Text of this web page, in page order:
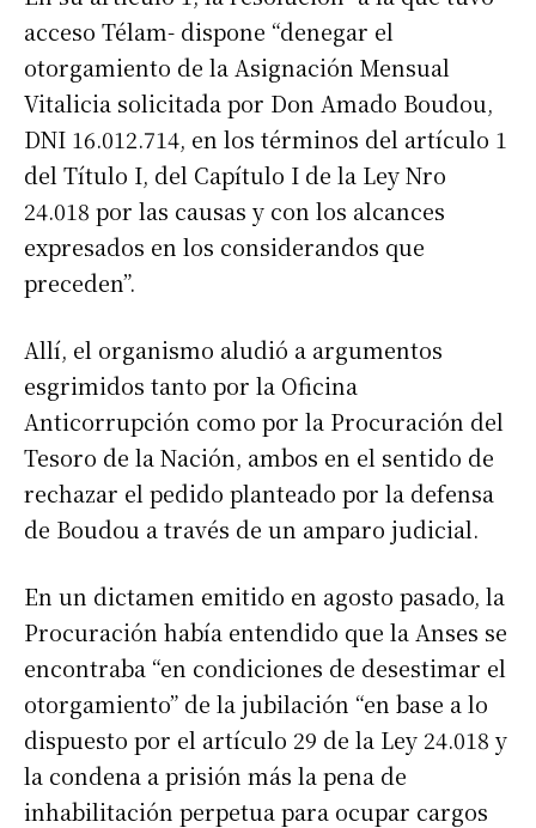
acceso Télam- dispone “denegar el
otorgamiento de la Asignación Mensual
Vitalicia solicitada por Don Amado Boudou,
DNI 16.012.714, en los términos del artículo 1
del Título I, del Capítulo I de la Ley Nro
24.018 por las causas y con los alcances
expresados en los considerandos que
preceden”.
Allí, el organismo aludió a argumentos
esgrimidos tanto por la Oficina
Anticorrupción como por la Procuración del
Tesoro de la Nación, ambos en el sentido de
rechazar el pedido planteado por la defensa
de Boudou a través de un amparo judicial.
En un dictamen emitido en agosto pasado, la
Procuración había entendido que la Anses se
encontraba “en condiciones de desestimar el
otorgamiento” de la jubilación “en base a lo
dispuesto por el artículo 29 de la Ley 24.018 y
la condena a prisión más la pena de
inhabilitación perpetua para ocupar cargos